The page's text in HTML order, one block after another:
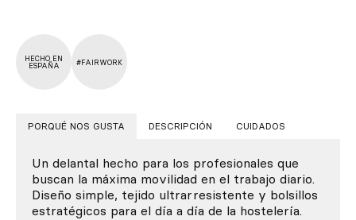
HECHO EN
ESPAÑA
#FAIRWORK
PORQUÉ NOS GUSTA DESCRIPCIÓN CUIDADOS
Un delantal hecho para los profesionales que
buscan la máxima movilidad en el trabajo diario.
Diseño simple, tejido ultrarresistente y bolsillos
estratégicos para el día a día de la hostelería.